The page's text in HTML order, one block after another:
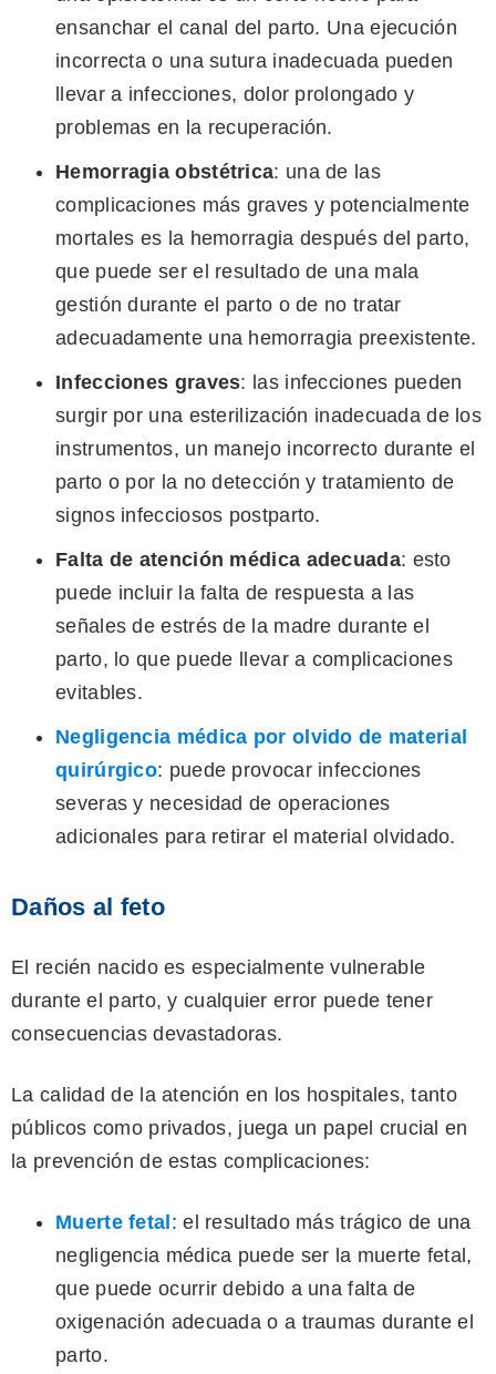
ensanchar el canal del parto. Una ejecución
incorrecta o una sutura inadecuada pueden
llevar a infecciones, dolor prolongado y
problemas en la recuperación.
Hemorragia obstétrica: una de las
complicaciones más graves y potencialmente
mortales es la hemorragia después del parto,
que puede ser el resultado de una mala
gestión durante el parto o de no tratar
adecuadamente una hemorragia preexistente.
Infecciones graves: las infecciones pueden
surgir por una esterilización inadecuada de los
instrumentos, un manejo incorrecto durante el
parto o por la no detección y tratamiento de
signos infecciosos postparto.
Falta de atención médica adecuada: esto
puede incluir la falta de respuesta a las
señales de estrés de la madre durante el
parto, lo que puede llevar a complicaciones
evitables.
Negligencia médica por olvido de material
quirúrgico: puede provocar infecciones
severas y necesidad de operaciones
adicionales para retirar el material olvidado.
Daños al feto
El recién nacido es especialmente vulnerable
durante el parto, y cualquier error puede tener
consecuencias devastadoras.
La calidad de la atención en los hospitales, tanto
públicos como privados, juega un papel crucial en
la prevención de estas complicaciones:
Muerte fetal : el resultado más trágico de una
negligencia médica puede ser la muerte fetal,
que puede ocurrir debido a una falta de
oxigenación adecuada o a traumas durante el
parto.